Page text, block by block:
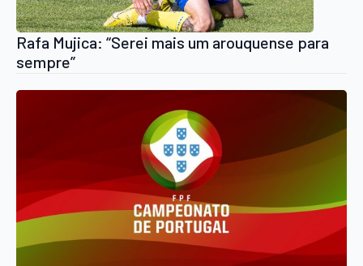
Rafa Mujica: “Serei mais um arouquense para
sempre”